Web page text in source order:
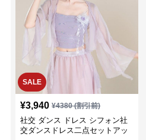
SALE
¥3,940 ¥4380(割引前)
社交 ダンス ドレス シフォン社
交ダンスドレス二点セットアッ